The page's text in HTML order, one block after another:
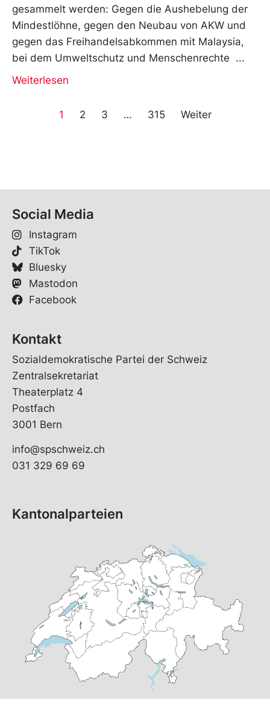
gesammelt werden: Gegen die Aushebelung der
Mindestlöhne, gegen den Neubau von AKW und
gegen das Freihandelsabkommen mit Malaysia,
bei dem Umweltschutz und Menschenrechte
Weiterlesen
1 2 3 … 315 Weiter
Social Media
Instagram
TikTok
Bluesky
Mastodon
Facebook
Kontakt
Sozialdemokratische Partei der Schweiz
Zentralsekretariat
Theaterplatz 4
Postfach
3001 Bern
info@spschweiz.ch
031 329 69 69
Kantonalparteien